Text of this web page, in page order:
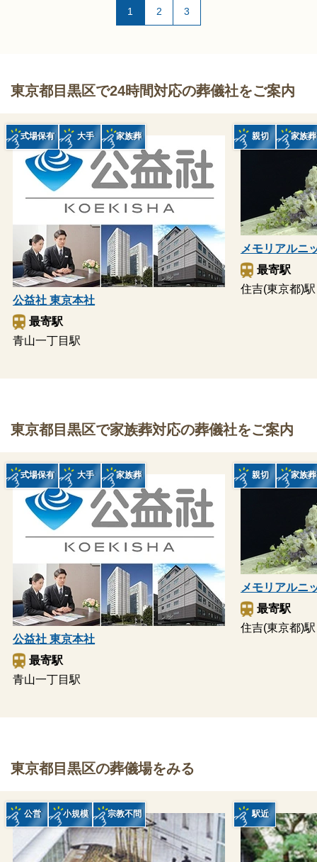
1 2 3
東京都目黒区で24時間対応の葬儀社をご案内
公益社 東京本社
最寄駅
青山一丁目駅
式場保有 大手 家族葬
メモリアルニ
最寄駅
住吉(東京都)駅
親切 家族葬
東京都目黒区で家族葬対応の葬儀社をご案内
公益社 東京本社
最寄駅
青山一丁目駅
式場保有 大手 家族葬
メモリアルニ
最寄駅
住吉(東京都)駅
親切 家族葬
東京都目黒区の葬儀場をみる
公営 小規模 宗教不問 駅近